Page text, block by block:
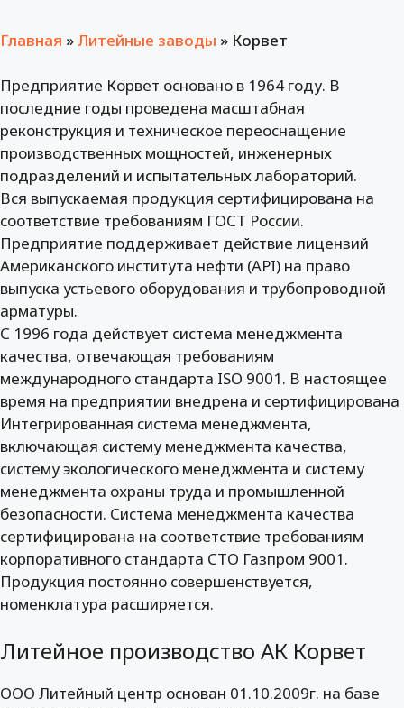
Главная »Литейные заводы » Корвет
Предприятие Корвет основано в 1964 году. В
последние годы проведена масштабная
реконструкция и техническое переоснащение
производственных мощностей, инженерных
подразделений и испытательных лабораторий.
Вся выпускаемая продукция сертифицирована на
соответствие требованиям ГОСТ России.
Предприятие поддерживает действие лицензий
Американского института нефти (API) на право
выпуска устьевого оборудования и трубопроводной
арматуры.
С 1996 года действует система менеджмента
качества, отвечающая требованиям
международного стандарта ISO 9001. В настоящее
время на предприятии внедрена и сертифицирована
Интегрированная система менеджмента,
включающая систему менеджмента качества,
систему экологического менеджмента и систему
менеджмента охраны труда и промышленной
безопасности. Система менеджмента качества
сертифицирована на соответствие требованиям
корпоративного стандарта СТО Газпром 9001.
Продукция постоянно совершенствуется,
номенклатура расширяется.
Литейное производство АК Корвет
ООО Литейный центр основан 01.10.2009г. на базе